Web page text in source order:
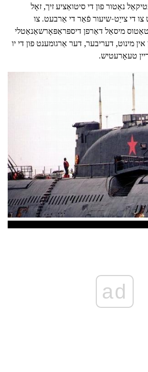
נאַטור פון די סיטואַציע זיך, זאָל
די צייַט-שיעור פֿאַר די אַרבעט. צו
מיסאַל דאַרפן דיספּראַפּאָרשאַנאַטלי
אין מינוט, דעריבער, דער אַרגומענט פון די יו
טעאָרעטיש.
ad